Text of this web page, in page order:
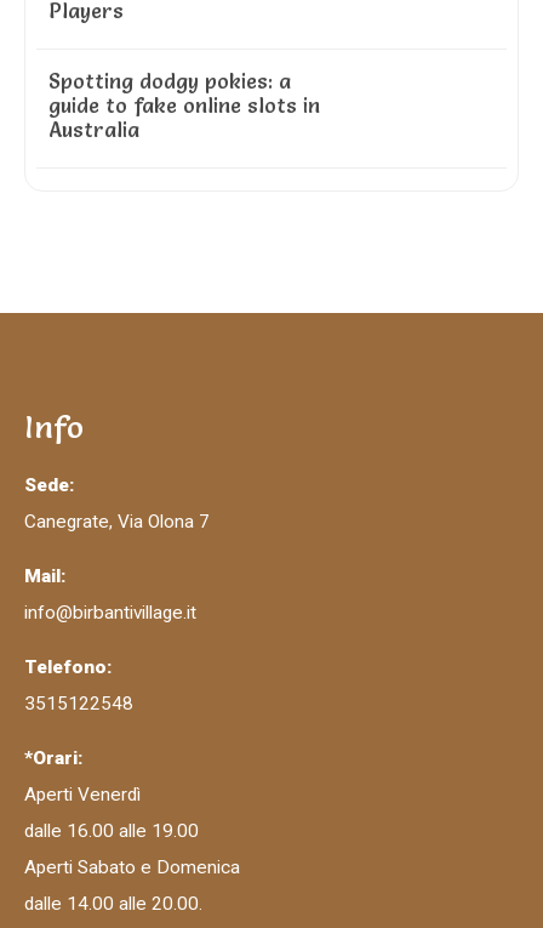
Players
Spotting dodgy pokies: a
guide to fake online slots in
Australia
Info
Sede:
Canegrate, Via Olona 7
Mail:
info@birbantivillage.it
Telefono:
3515122548
*Orari:
Aperti Venerdì
dalle 16.00 alle 19.00
Aperti Sabato e Domenica
dalle 14.00 alle 20.00.